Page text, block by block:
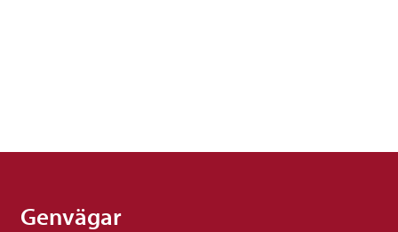
Genvägar